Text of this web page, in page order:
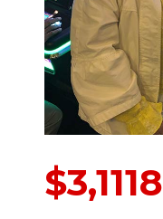
$3,1118